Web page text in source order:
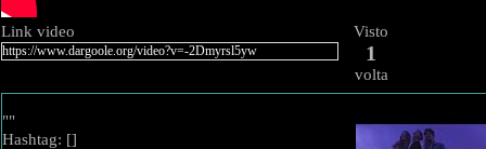
Link video Visto
1
volta
""
Hashtag: []